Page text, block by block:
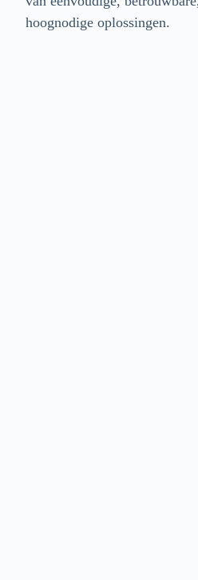
hoognodige oplossingen.